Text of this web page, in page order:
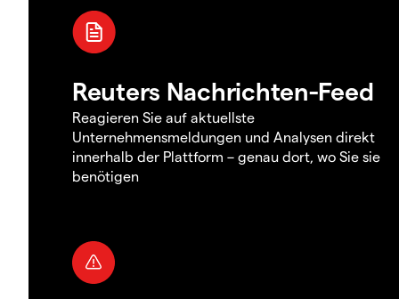
Reuters Nachrichten-Feed
Reagieren Sie auf aktuellste
Unternehmensmeldungen und Analysen direkt
innerhalb der Plattform – genau dort, wo Sie sie
benötigen